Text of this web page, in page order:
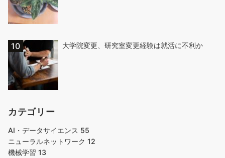
大学院変更、研究室変更経験は就活に不利か
カテゴリー
AI・データサイエンス 55
ニューラルネットワーク 12
機械学習 13